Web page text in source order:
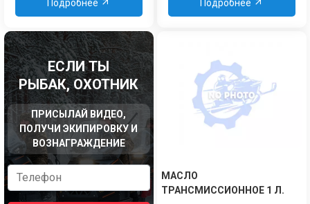
Подробнее Подробнее
ЕСЛИ ТЫ
РЫБАК, ОХОТНИК
ПРИСЫЛАЙ ВИДЕО,
ПОЛУЧИ ЭКИПИРОВКУ И
ВОЗНАГРАЖДЕНИЕ
МАСЛО
ТРАНСМИССИОННОЕ 1 Л.